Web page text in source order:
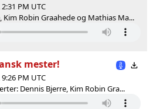
PM UTC
Robin Graahede og Mathias Ma...
mester!
PM UTC
Dennis Bjerre, Kim Robin Gra...